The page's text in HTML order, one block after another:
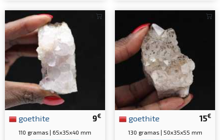
9€
goethite
110 gramas | 65x35x40 mm
15€
goethite
130 gramas | 50x35x55 mm